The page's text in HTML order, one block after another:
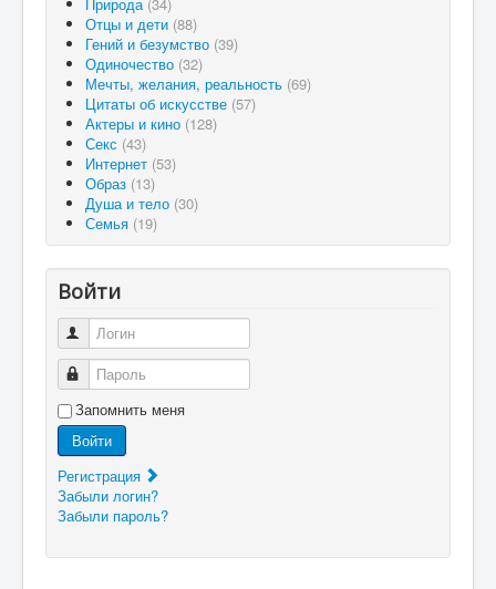
Отцы и дети (88)
Гений и безумство (39)
Одиночество (32)
Мечты, желания, реальность (69)
Цитаты об искусстве (57)
Актеры и кино (128)
Секс (43)
Интернет (53)
Образ (13)
Душа и тело (30)
Семья (19)
Войти
Логин
Пароль
Запомнить меня
Войти
Регистрация
Забыли логин?
Забыли пароль?